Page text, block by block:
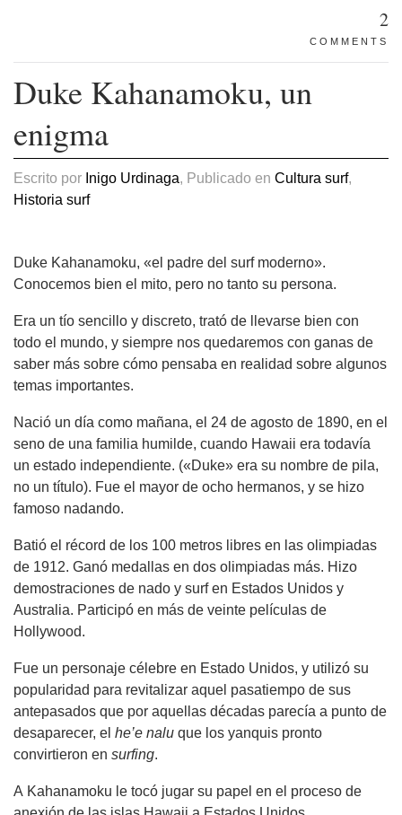
2
COMMENTS
Duke Kahanamoku, un
enigma
Escrito por Inigo Urdinaga, Publicado en Cultura surf,
Historia surf
Duke Kahanamoku, «el padre del surf moderno».
Conocemos bien el mito, pero no tanto su persona.
Era un tío sencillo y discreto, trató de llevarse bien con
todo el mundo, y siempre nos quedaremos con ganas de
saber más sobre cómo pensaba en realidad sobre algunos
temas importantes.
Nació un día como mañana, el 24 de agosto de 1890, en el
seno de una familia humilde, cuando Hawaii era todavía
un estado independiente. («Duke» era su nombre de pila,
no un título). Fue el mayor de ocho hermanos, y se hizo
famoso nadando.
Batió el récord de los 100 metros libres en las olimpiadas
de 1912. Ganó medallas en dos olimpiadas más. Hizo
demostraciones de nado y surf en Estados Unidos y
Australia. Participó en más de veinte películas de
Hollywood.
Fue un personaje célebre en Estado Unidos, y utilizó su
popularidad para revitalizar aquel pasatiempo de sus
antepasados que por aquellas décadas parecía a punto de
desaparecer, el he’e nalu que los yanquis pronto
convirtieron en surfing.
A Kahanamoku le tocó jugar su papel en el proceso de